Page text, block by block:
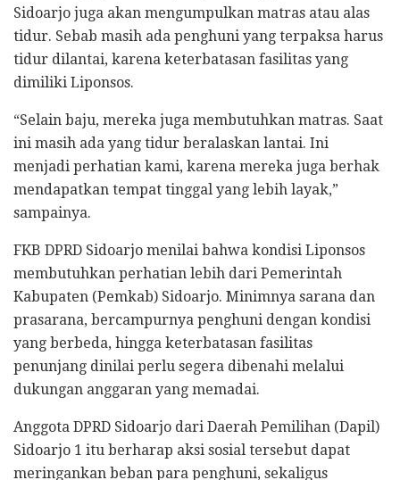
Sidoarjo juga akan mengumpulkan matras atau alas
tidur. Sebab masih ada penghuni yang terpaksa harus
tidur dilantai, karena keterbatasan fasilitas yang
dimiliki Liponsos.
“Selain baju, mereka juga membutuhkan matras. Saat
ini masih ada yang tidur beralaskan lantai. Ini
menjadi perhatian kami, karena mereka juga berhak
mendapatkan tempat tinggal yang lebih layak,”
sampainya.
FKB DPRD Sidoarjo menilai bahwa kondisi Liponsos
membutuhkan perhatian lebih dari Pemerintah
Kabupaten (Pemkab) Sidoarjo. Minimnya sarana dan
prasarana, bercampurnya penghuni dengan kondisi
yang berbeda, hingga keterbatasan fasilitas
penunjang dinilai perlu segera dibenahi melalui
dukungan anggaran yang memadai.
Anggota DPRD Sidoarjo dari Daerah Pemilihan (Dapil)
Sidoarjo 1 itu berharap aksi sosial tersebut dapat
meringankan beban para penghuni, sekaligus